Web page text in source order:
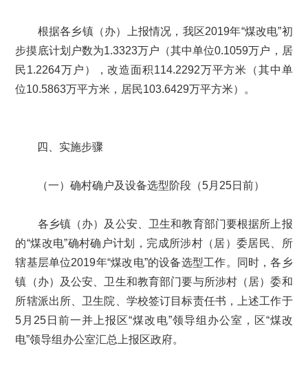
根据各乡镇（办）上报情况，我区2019年“煤改电”初
步摸底计划户数为1.3323万户（其中单位0.1059万户，居
民1.2264万户），改造面积114.2292万平方米（其中单
位10.5863万平方米，居民103.6429万平方米）。
四、实施步骤
（一）确村确户及设备选型阶段（5月25日前）
各乡镇（办）及公安、卫生和教育部门要根据所上报
的“煤改电”确村确户计划，完成所涉村（居）委居民、所
辖基层单位2019年“煤改电”的设备选型工作。同时，各乡
镇（办）及公安、卫生和教育部门要与所涉村（居）委和
所辖派出所、卫生院、学校签订目标责任书，上述工作于
5月25日前一并上报区“煤改电”领导组办公室，区“煤改
电”领导组办公室汇总上报区政府。